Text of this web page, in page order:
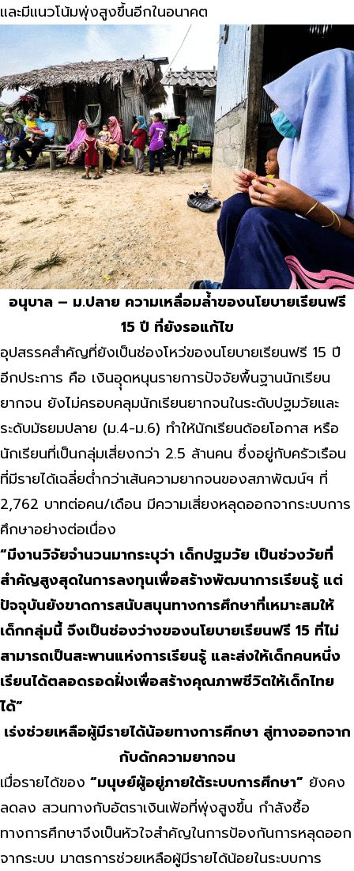
และมีแนวโน้มพุ่งสูงขึ้นอีกในอนาคต
อนุบาล – ม.ปลาย ความเหลื่อมล้ำของนโยบายเรียนฟรี
15 ปี ที่ยังรอแก้ไข
อุปสรรคสำคัญที่ยังเป็นช่องโหว่ของนโยบายเรียนฟรี 15 ปี
อีกประการ คือ เงินอุุดหนุนรายการปัจจัยพื้นฐานนักเรียน
ยากจน ยังไม่ครอบคลุมนักเรียนยากจนในระดับปฐมวัยและ
ระดับมัธยมปลาย (ม.4-ม.6) ทำให้นักเรียนด้อยโอกาส หรือ
นักเรียนที่เป็นกลุ่มเสี่ยงกว่า 2.5 ล้านคน ซึ่งอยู่กับครัวเรือน
ที่มีรายได้เฉลี่ยต่ำกว่าเส้นความยากจนของสภาพัฒน์ฯ ที่
2,762 บาทต่อคน/เดือน มีความเสี่ยงหลุดออกจากระบบการ
ศึกษาอย่างต่อเนื่อง
“มีงานวิจัยจำนวนมากระบุว่า เด็กปฐมวัย เป็นช่วงวัยที่
สำคัญสูงสุดในการลงทุนเพื่อสร้างพัฒนาการเรียนรู้ แต่
ปัจจุบันยังขาดการสนับสนุนทางการศึกษาที่เหมาะสมให้
เด็กกลุ่มนี้ จึงเป็นช่องว่างของนโยบายเรียนฟรี 15 ที่ไม่
สามารถเป็นสะพานแห่งการเรียนรู้ และส่งให้เด็กคนหนึ่ง
เรียนได้ตลอดรอดฝั่งเพื่อสร้างคุณภาพชีวิตให้เด็กไทย
ได้”
เร่งช่วยเหลือผู้มีรายได้น้อยทางการศึกษา สู่ทางออกจาก
กับดักความยากจน
เมื่อรายได้ของ “มนุษย์ผู้อยู่ภายใต้ระบบการศึกษา” ยังคง
ลดลง สวนทางกับอัตราเงินเฟ้อที่พุ่งสูงขึ้น กำลังซื้อ
ทางการศึกษาจึงเป็นหัวใจสำคัญในการป้องกันการหลุดออก
จากระบบ มาตรการช่วยเหลือผู้มีรายได้น้อยในระบบการ